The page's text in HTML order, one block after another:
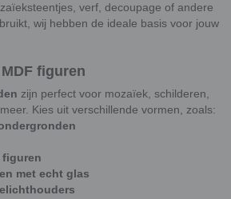
verf, decoupage of andere
wij hebben de ideale basis voor jouw
figuren
zijn perfect voor mozaïek, schilderen,
Kies uit verschillende vormen, zoals:
figuren
met echt glas